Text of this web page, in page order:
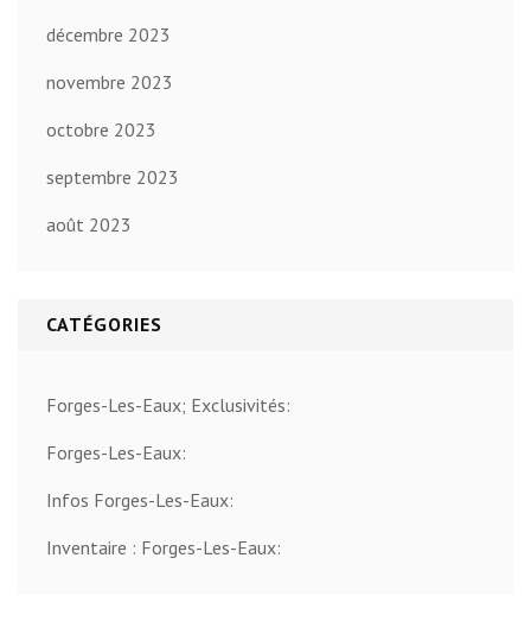
décembre 2023
novembre 2023
octobre 2023
septembre 2023
août 2023
CATÉGORIES
Forges-Les-Eaux; Exclusivités:
Forges-Les-Eaux:
Infos Forges-Les-Eaux:
Inventaire : Forges-Les-Eaux: